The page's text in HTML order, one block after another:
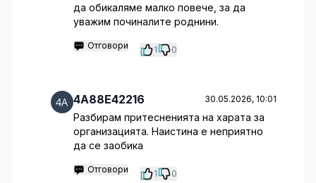
да обикаляме малко повече, за да
уважим починалите роднини.
Отговори 1 0
4A88E42216 30.05.2026, 10:01
Разбирам притесненията на харата за
организацията. Наистина е неприятно
да се заобика
Отговори 1 0